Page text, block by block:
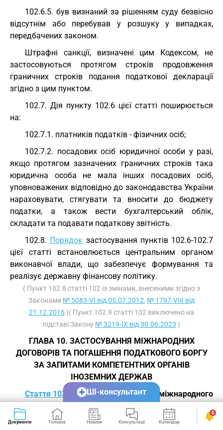
102.6.5. був визнаний за рішенням суду безвісно
відсутнім або перебував у розшуку у випадках,
передбачених законом.
Штрафні санкції, визначені цим Кодексом, не
застосовуються протягом строків продовження
граничних строків подання податкової декларації
згідно з цим пунктом.
102.7. Дія пункту 102.6 цієї статті поширюється
на:
102.7.1. платників податків - фізичних осіб;
102.7.2. посадових осіб юридичної особи у разі,
якщо протягом зазначених граничних строків така
юридична особа не мала інших посадових осіб,
уповноважених відповідно до законодавства України
нараховувати, стягувати та вносити до бюджету
податки, а також вести бухгалтерський облік,
складати та подавати податкову звітність.
102.8. Порядок застосування пунктів 102.6-102.7
цієї статті встановлюється центральним органом
виконавчої влади, що забезпечує формування та
реалізує державну фінансову політику.
( Пункт 102.8 статті 102 із змінами, внесеними згідно з
Законами № 5083-VI від 05.07.2012, № 1797-VIII від
21.12.2016)( Пункт 102.9 статті 102 виключено на
підставі Закону № 3219-IX від 30.06.2023 )
ГЛАВА 10. ЗАСТОСУВАННЯ МІЖНАРОДНИХ
ДОГОВОРІВ ТА ПОГАШЕННЯ ПОДАТКОВОГО БОРГУ
ЗА ЗАПИТАМИ КОМПЕТЕНТНИХ ОРГАНІВ
ІНОЗЕМНИХ ДЕРЖАВ
Стаття 103.
Порядок застосування міжнародного
договору України про уникнення подвійного
оподаткування стосовно повного або часткового
Документи Головна Новини Консультації Календар Сервіси
0
ШІ-консультант